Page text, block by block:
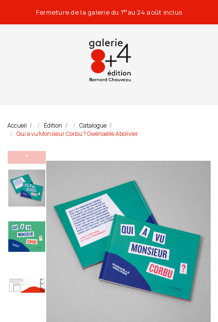
Fermeture de la galerie du 1erau 24 août inclus
Accueil Édition
Catalogue
Qui a vu Monsieur Corbu ? Gwénaëlle Abolivier
⌃